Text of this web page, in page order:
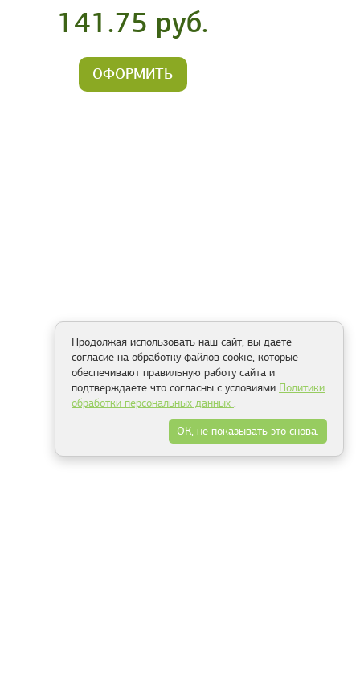
141.75 руб.
ОФОРМИТЬ
Продолжая использовать наш сайт, вы даете
согласие на обработку файлов cookie, которые
обеспечивают правильную работу сайта и
подтверждаете что согласны с условиями Политики
обработки персональных данных .
ОК, не показывать это снова.